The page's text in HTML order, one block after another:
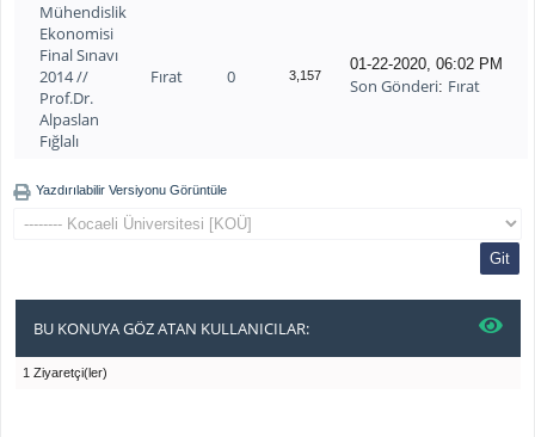
Mühendislik
Ekonomisi
Final Sınavı
2014 //
Prof.Dr.
Alpaslan
Fığlalı
Fırat 0 3,157
01-22-2020, 06:02 PM
Son Gönderi: Fırat
Yazdırılabilir Versiyonu Görüntüle
BU KONUYA GÖZ ATAN KULLANICILAR:
1 Ziyaretçi(ler)